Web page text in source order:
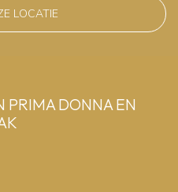
LOCATIE
PRIMA DONNA EN